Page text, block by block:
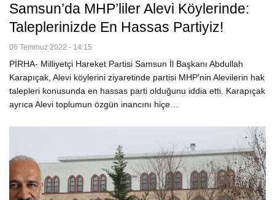
Samsun’da MHP’liler Alevi Köylerinde:
Taleplerinizde En Hassas Partiyiz!
06 Temmuz 2022 - 14:15
PİRHA- Milliyetçi Hareket Partisi Samsun İl Başkanı Abdullah
Karapıçak, Alevi köylerini ziyaretinde partisi MHP'nin Alevilerin hak
talepleri konusunda en hassas parti olduğunu iddia etti. Karapıçak
ayrıca Alevi toplumun özgün inancını hiçe…